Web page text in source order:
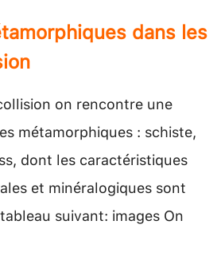
dans les
on rencontre une
métamorphiques : schiste,
dont les caractéristiques
et minéralogiques sont
suivant: images On